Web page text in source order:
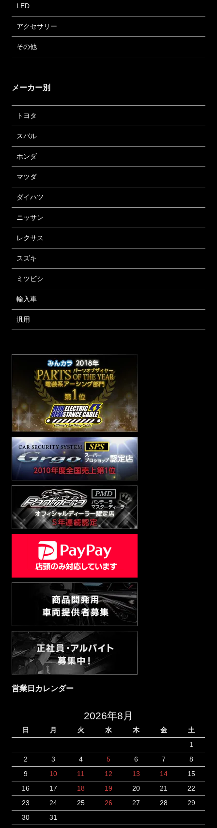
LED
アクセサリー
その他
メーカー別
トヨタ
スバル
ホンダ
マツダ
ダイハツ
ニッサン
レクサス
スズキ
ミツビシ
輸入車
汎用
営業日カレンダー
2026年8月
日 月 火 水 木 金
土
1
2
3 4 5 6 7
8
9
10 11 12 13 14
15
16
17 18 19 20 21
22
23
24 25 26 27 28
29
30
31